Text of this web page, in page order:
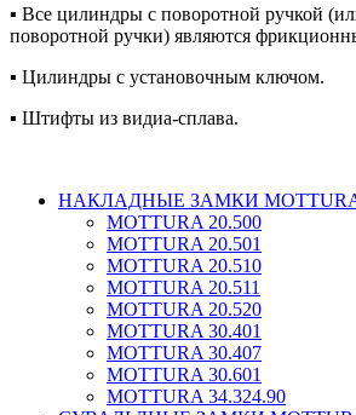
▪ Все цилиндры с поворотной ручкой
поворотной ручки) являются
▪ Цилиндры с установочным ключом.
▪ Штифты из видиа-сплава.
НАКЛАДНЫЕ ЗАМКИ
MOTTURA 20.500
MOTTURA 20.501
MOTTURA 20.510
MOTTURA 20.511
MOTTURA 20.520
MOTTURA 30.401
MOTTURA 30.407
MOTTURA 30.601
MOTTURA 34.324.90